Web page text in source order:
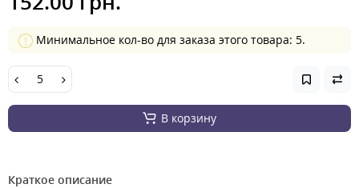
Минимальное кол-во для заказа этого товара: 5.
В корзину
Краткое описание